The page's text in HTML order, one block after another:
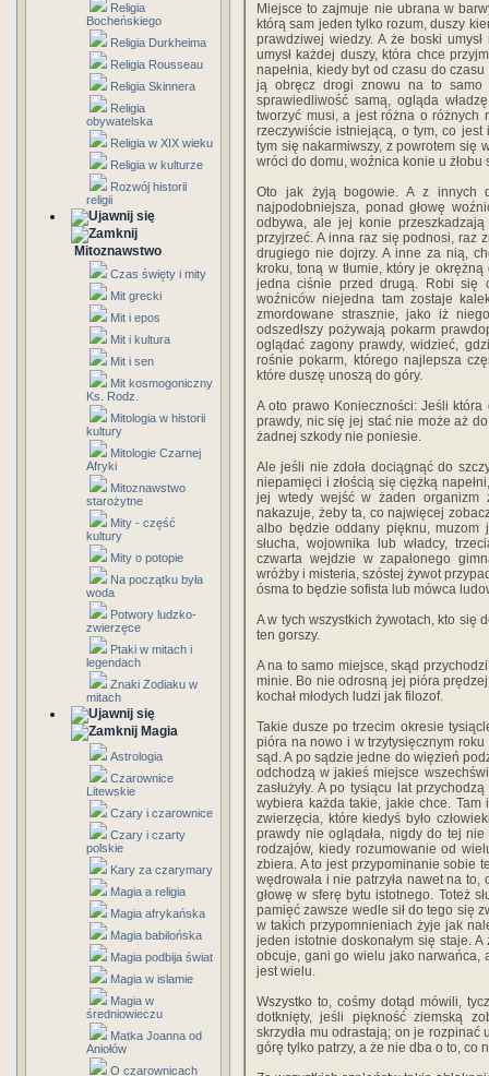
Religia
Bocheńskiego
Religia Durkheima
Religia Rousseau
Religia Skinnera
Religia
obywatelska
Religia w XIX wieku
Religia w kulturze
Rozwój historii
religii
Mitoznawstwo
Czas święty i mity
Mit grecki
Mit i epos
Mit i kultura
Mit i sen
Mit kosmogoniczny
Ks. Rodz.
Mitologia w historii
kultury
Mitologie Czarnej
Afryki
Mitoznawstwo
starożytne
Mity - część
kultury
Mity o potopie
Na początku była
woda
Potwory ludzko-
zwierzęce
Ptaki w mitach i
legendach
Znaki Zodiaku w
mitach
Magia
Astrologia
Czarownice
Litewskie
Czary i czarownice
Czary i czarty
polskie
Kary za czarymary
Magia a religia
Magia afrykańska
Magia babilońska
Magia podbija świat
Magia w islamie
Magia w
średniowieczu
Matka Joanna od
Aniołów
O czarownicach
Miejsce to zajmuje nie ubrana w
którą sam jeden tylko rozum, duszy
prawdziwej wiedzy. A że boski
umysł każdej duszy, która chce
napełnia, kiedy byt od czasu do
ją obręcz drogi znowu na to samo
sprawiedliwość samą, ogląda
tworzyć musi, a jest różna o różnych
rzeczywiście istniejącą, o tym, co
tym się nakarmiwszy, z powrotem się
wróci do domu, woźnica konie u
Oto jak żyją bogowie. A z innych
najpodobniejsza, ponad głowę
odbywa, ale jej konie
przyjrzeć. A inna raz się podnosi, raz
drugiego nie dojrzy. A inne za nią,
kroku, toną w tłumie, który je
jedna ciśnie przed drugą. Robi się
woźniców niejedna tam zostaje
zmordowane strasznie, jako iż
odszedłszy pożywają pokarm
oglądać zagony prawdy, widzieć,
rośnie pokarm, którego najlepsza
które duszę unoszą do góry.
A oto prawo Konieczności: Jeśli
prawdy, nic się jej stać nie może aż
żadnej szkody nie poniesie.
Ale jeśli nie zdoła dociągnąć do
niepamięci i złością się ciężką
jej wtedy wejść w żaden organizm
nakazuje, żeby ta, co najwięcej
albo będzie oddany pięknu, muzom
słucha, wojownika lub władcy,
czwarta wejdzie w zapalonego
wróżby i misteria, szóstej żywot
ósma to będzie sofista lub mówca
A w tych wszystkich żywotach, kto się
ten gorszy.
A na to samo miejsce, skąd
minie. Bo nie odrosną jej pióra
kochał młodych ludzi jak filozof.
Takie dusze po trzecim okresie
pióra na nowo i w trzytysięcznym
sąd. A po sądzie jedne do więzień
odchodzą w jakieś miejsce
zasłużyły. A po tysiącu lat
wybiera każda takie, jakie chce. Tam
zwierzęcia, które kiedyś było
prawdy nie oglądała, nigdy do tej
rodzajów, kiedy rozumowanie od
zbiera. A to jest przypominanie sobie
wędrowała i nie patrzyła nawet na
głowę w sferę bytu istotnego. Toteż
pamięć zawsze wedle sił do tego się
w takich przypomnieniach żyje jak
jeden istotnie doskonałym się staje.
obcuje, gani go wielu jako narwańca,
jest wielu.
Wszystko to, cośmy dotąd mówili,
dotknięty, jeśli piękność ziemską
skrzydła mu odrastają; on je rozpinać
górę tylko patrzy, a że nie dba o to, co